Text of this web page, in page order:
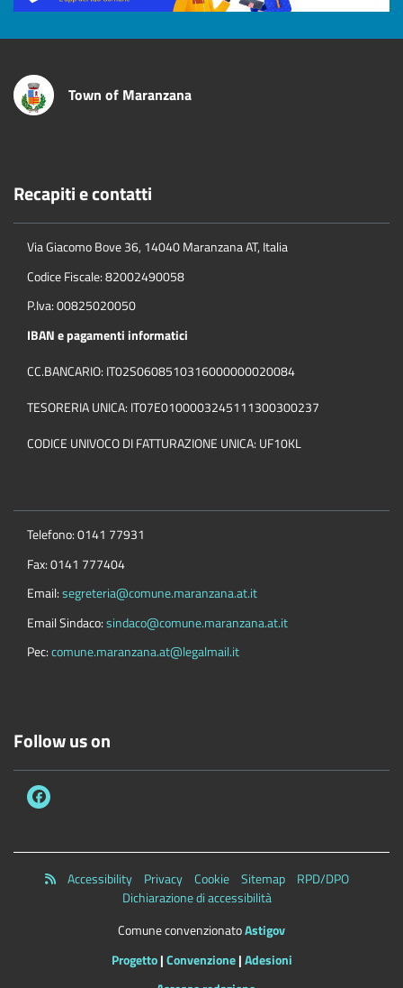
Town of Maranzana
Recapiti e contatti
Via Giacomo Bove 36, 14040 Maranzana AT, Italia
Codice Fiscale: 82002490058
P.Iva: 00825020050
IBAN e pagamenti informatici
CC.BANCARIO: IT02S0608510316000000020084
TESORERIA UNICA: IT07E0100003245111300300237
CODICE UNIVOCO DI FATTURAZIONE UNICA: UF10KL
Telefono: 0141 77931
Fax: 0141 777404
Email:segreteria@comune.maranzana.at.it
Email Sindaco:sindaco@comune.maranzana.at.it
Pec:comune.maranzana.at@legalmail.it
Follow us on
Accessibility Privacy Cookie Sitemap
RPD/DPO
Dichiarazione di accessibilità
Comune convenzionatoAstigov
Progetto|Convenzione|Adesioni